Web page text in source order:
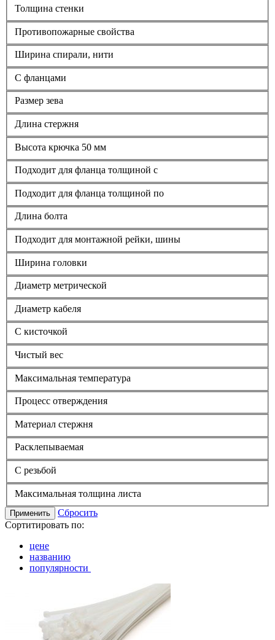
Толщина стенки
Противопожарные свойства
Ширина спирали, нити
С фланцами
Размер зева
Длина стержня
Высота крючка 50 мм
Подходит для фланца толщиной с
Подходит для фланца толщиной по
Длина болта
Подходит для монтажной рейки, шины
Ширина головки
Диаметр метрической
Диаметр кабеля
С кисточкой
Чистый вес
Максимальная температура
Процесс отверждения
Материал стержня
Расклепываемая
С резьбой
Максимальная толщина листа
Применить
Сбросить
Сортитировать по:
цене
названию
популярности